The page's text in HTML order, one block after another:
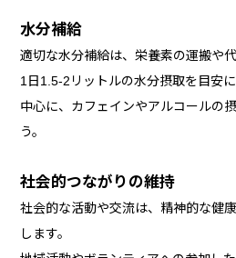
水分補給
適切な水分補給は、栄養素の運搬や代
1日1.5-2リットルの水分摂取を目安
中心に、カフェインやアルコールの
う。
社会的つながりの維持
社会的な活動や交流は、精神的な健
します。